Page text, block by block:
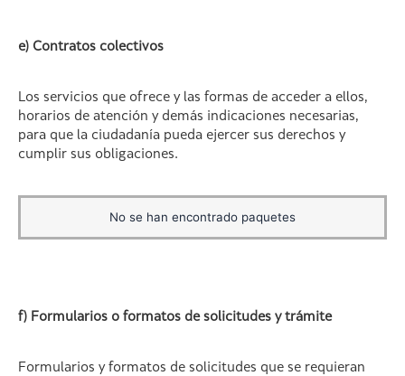
e) Contratos colectivos
Los servicios que ofrece y las formas de acceder a ellos,
horarios de atención y demás indicaciones necesarias,
para que la ciudadanía pueda ejercer sus derechos y
cumplir sus obligaciones.
No se han encontrado paquetes
f) Formularios o formatos de solicitudes y trámite
Formularios y formatos de solicitudes que se requieran